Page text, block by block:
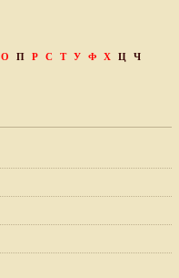
О П Р С Т У Ф Х Ц
Ч